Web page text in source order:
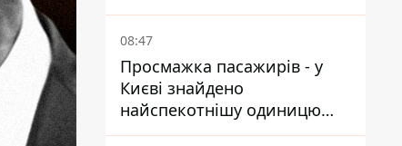
від атак
08:47
Просмажка пасажирів - у
Києві знайдено
найспекотнішу одиницю
громадського транспорту